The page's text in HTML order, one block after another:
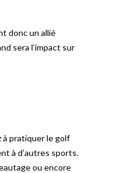
donc un allié
sera l’impact sur
pratiquer le golf
à d’autres sports.
ou encore